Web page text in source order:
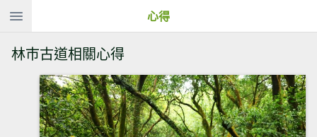
心得
林巿古道相關心得